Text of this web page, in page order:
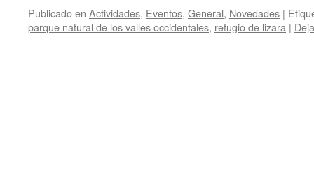
Publicado en Actividades, Eventos, General, Novedades |
parque natural de los valles occidentales, refugio de lizara |